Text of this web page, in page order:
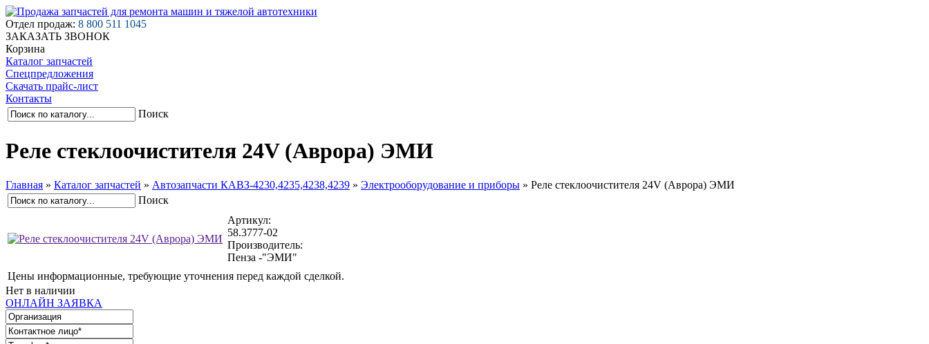
Отдел продаж: 8 800 511 1045
ЗАКАЗАТЬ ЗВОНОК
Корзина
Каталог запчастей
Спецпредложения
Скачать прайс-лист
Контакты
Поиск
Реле стеклоочистителя 24V (Аврора) ЭМИ
Главная » Каталог запчастей » Автозапчасти КАВЗ-4230,4235,4238,4239 » Электрооборудование и приборы » Реле стеклоочистителя 24V (Аврора) ЭМИ
Поиск
Артикул:
58.3777-02
Производитель:
Пенза -"ЭМИ"
Цены информационные, требующие уточнения перед каждой сделкой.
Нет в наличии
ОНЛАЙН ЗАЯВКА